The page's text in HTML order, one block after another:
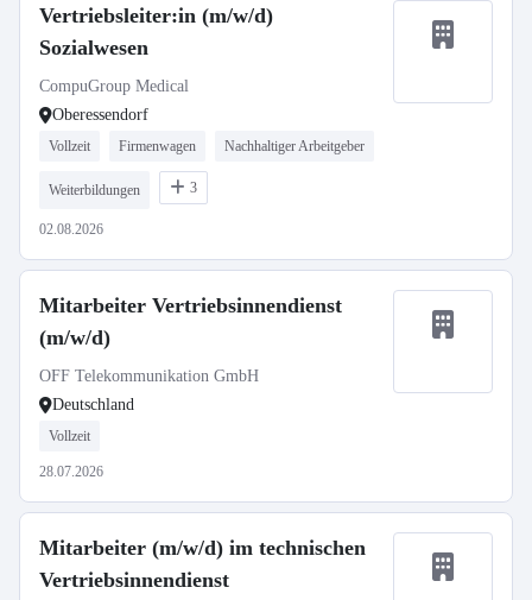
Vertriebsleiter:in (m/w/d)
Sozialwesen
CompuGroup Medical
Oberessendorf
Vollzeit Firmenwagen Nachhaltiger Arbeitgeber
Weiterbildungen 3
02.08.2026
Mitarbeiter Vertriebsinnendienst
(m/w/d)
OFF Telekommunikation GmbH
Deutschland
Vollzeit
28.07.2026
Mitarbeiter (m/w/d) im technischen
Vertriebsinnendienst